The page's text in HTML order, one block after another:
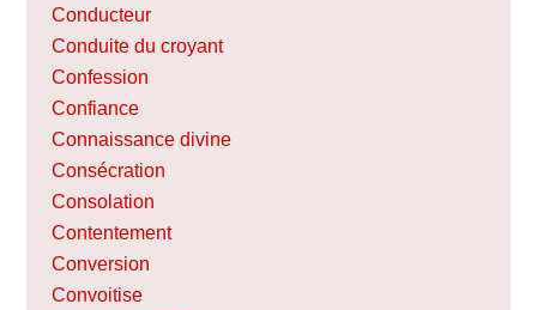
Conducteur
Conduite du croyant
Confession
Confiance
Connaissance divine
Consécration
Consolation
Contentement
Conversion
Convoitise